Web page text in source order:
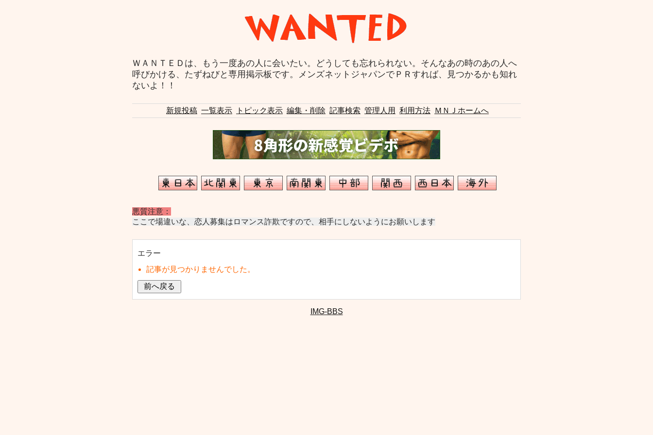
ＷＡＮＴＥＤは、もう一度あの人に会いたい。どうしても忘れられない。そんなあの時のあの人へ
呼びかける、たずねびと専用掲示板です。メンズネットジャパンでＰＲすれば、見つかるかも知れ
ないよ！！
新規投稿 一覧表示 トピック表示 編集・削除 記事検索 管理人用 利用方法 ＭＮＪホームへ
悪質注意：
ここで場違いな、恋人募集はロマンス詐欺ですので、相手にしないようにお願いします
エラー
記事が見つかりませんでした。
IMG-BBS